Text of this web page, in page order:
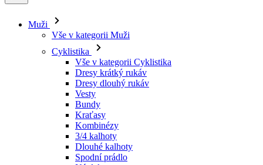
Dresy dlouhý rukáv
Vesty
Bundy
Kraťasy
Kombinézy
3/4 kalhoty
Dlouhé kalhoty
Spodní prádlo
Návleky
Čepice
Rukavice
Ponožky
Doplňky